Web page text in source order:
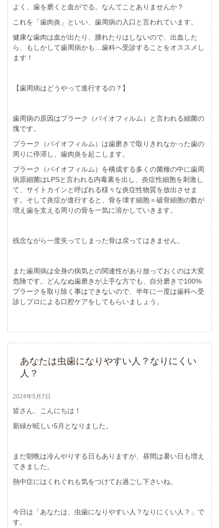
よく、歯を磨くと血がでる。なんてことありませんか？
これを「歯肉炎」といい、歯周病の入口と言われています。
健康な歯肉は血が出たり、腫れたりはしないので、出血した
ら、もしかして歯周病かも…歯科へ受診することをオススメし
ます！
【歯周病はどうやって進行するの？】
歯周病の原因はプラーク（バイオフィルム）と言われる細菌の
塊です。
プラーク（バイオフィルム）は歯磨きで取りきれなかった歯の
周りに停滞し、歯肉炎を起こします。
プラーク（バイオフィルム）を構成する多くの菌種の中に歯周
病原細菌はLPSと言われる内毒素を出し、炎症性細胞を刺激し
て、サイトカインと呼ばれる様々な炎症性物質を放出させま
す。そして炎症が進行すると、骨を壊す細胞＝破骨細胞の数が
増え歯を支える周りの骨を一気に溶かしていきます。
残念ながら一度失ってしまった骨は戻ってはきません。
また歯周病は全身の病気との関連性があり放っておくのは大変
危険です。どんなぬ歯磨きが上手な方でも、自分磨きで100%
プラークを取り除く事はできないので、半年に一度は歯科へ受
診しプロによる口腔ケアをしてもらいましょう。
あなたは虫歯になりやすい人？なりにくい
人？
2024年5月7日
皆さん、こんにちは！
新緑が眩しい5月となりました。
まだ朝晩は冷んやりする日もありますが、昼間は暑い日も増え
てきました。
熱中症にはくれぐれも気をつけてお過ごし下さいね。
今日は「あなたは、虫歯になりやすい人？なりにくい人？」で
す。